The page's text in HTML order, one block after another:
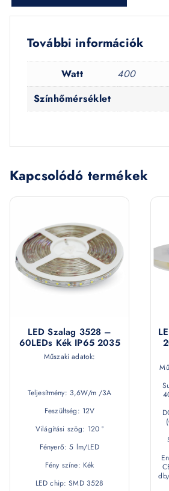
További információk
Watt
400
Színhőmérséklet
Kapcsolódó termékek
LED Szalag 3528 –
60LEDs Kék IP65 2035
Műszaki adatok:
Teljesítmény: 3,6W/m /3A
Feszültség: 12V
Világítási szög: 120 °
Fényerő: 5 lm/LED
Fény színe: Kék
LED chip: SMD 3528